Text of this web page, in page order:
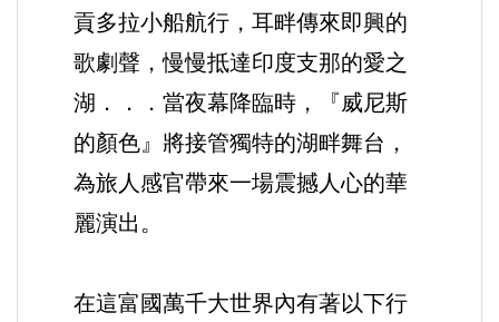
貢多拉小船航行，耳畔傳來即興的
歌劇聲，慢慢抵達印度支那的愛之
湖．．．當夜幕降臨時，『威尼斯
的顏色』將接管獨特的湖畔舞台，
為旅人感官帶來一場震撼人心的華
麗演出。
在這富國萬千大世界內有著以下行